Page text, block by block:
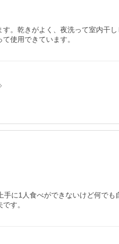
。乾きがよく、夜洗って室内干
使用できています。
に1人食べができないけど何で
す。